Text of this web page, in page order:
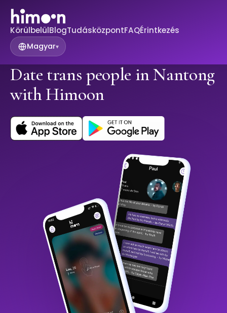
KörülbelülBlogTudásközpontFAQÉrintkezés
Magyar▾
Date trans people in Nantong
with Himoon